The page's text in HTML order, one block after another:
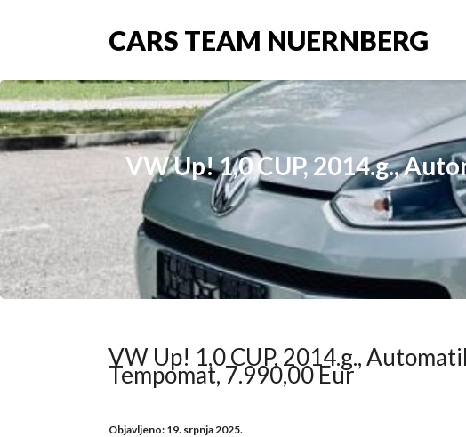
CARS TEAM NUERNBERG
VW Up! 1,0 CUP, 2014.g.,
VW Up! 1,0 CUP, 2014.g.,
Tempomat, 7.990,00 Eur
Objavljeno: 19. srpnja 2025.